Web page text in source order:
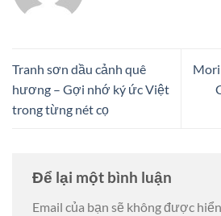
Tranh sơn dầu cảnh quê
hương – Gợi nhớ ký ức Việt
trong từng nét cọ
Để lại một bình luận
Email của bạn sẽ không được